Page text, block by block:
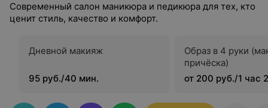
Современный салон маникюра и педикюра для тех, кто
ценит стиль, качество и комфорт.
Дневной макияж
95 руб./40 мин.
Образ в 4 руки
причёска)
от 200 руб./1 час